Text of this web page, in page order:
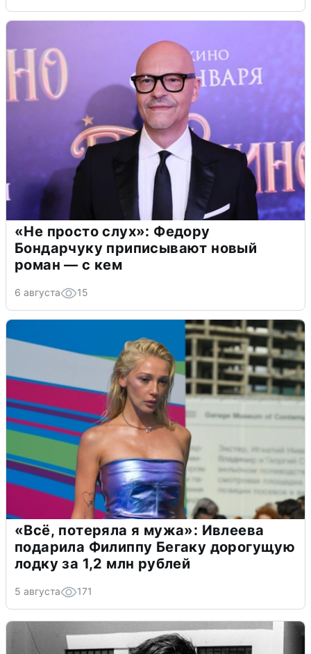
«Не просто слух»: Федору
Бондарчуку приписывают новый
роман — с кем
6 августа 15
«Всё, потеряла я мужа»: Ивлеева
подарила Филиппу Бегаку дорогущую
лодку за 1,2 млн рублей
5 августа 171